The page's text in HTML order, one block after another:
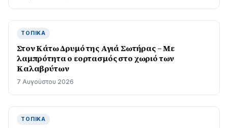
ΤΟΠΙΚΆ
Στον Κάτω Δρυμό της Αγιά Σωτήρας – Με
λαμπρότητα ο εορτασμός στο χωριό των
Καλαβρύτων
7 Αυγούστου 2026
ΤΟΠΙΚΆ